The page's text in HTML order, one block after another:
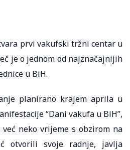
prvi vakufski tržni centar u
je o jednom od najznačajnijih
u BiH.
planirano krajem aprila u
“Dani vakufa u BiH”,
neko vrijeme s obzirom na
otvorili svoje radnje, javlja